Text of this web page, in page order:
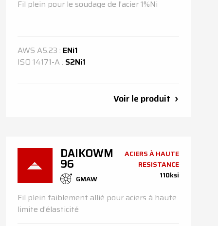
Fil plein pour le soudage de l'acier 1%Ni
AWS A5.23 : ENi1
ISO 14171-A : S2Ni1
Voir le produit
DAIKOWM
96
GMAW
ACIERS À HAUTE
RESISTANCE
110ksi
Fil plein faiblement allié pour aciers à haute
limite d'élasticité